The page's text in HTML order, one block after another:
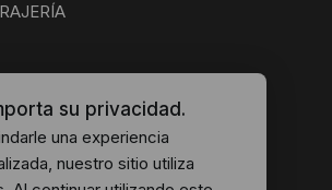
su privacidad.
una experiencia
nuestro sitio utiliza